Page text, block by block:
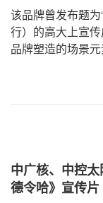
该品牌曾发布题
行）的高大上宣
品牌塑造的场景元
中广核、中控
德令哈》宣传片